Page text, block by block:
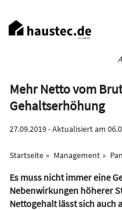
zum
Inhalt
Mehr Netto vom
Gehaltserhöhung
27.09.2019 - Aktualisiert am
Startseite Management
Es muss nicht immer eine
Nebenwirkungen höherer
Nettogehalt lässt sich auch